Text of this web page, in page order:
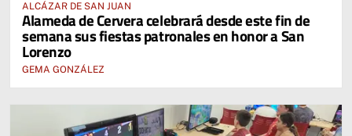
ALCÁZAR DE SAN JUAN
Alameda de Cervera celebrará desde este fin de
semana sus fiestas patronales en honor a San
Lorenzo
GEMA GONZÁLEZ